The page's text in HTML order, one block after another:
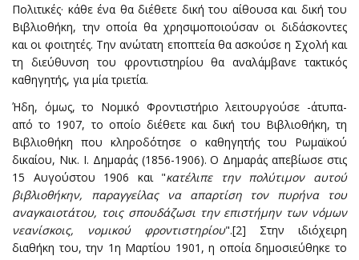
Πολιτικές· κάθε ένα θα διέθετε δική του αίθουσα και δική του
Βιβλιοθήκη, την οποία θα χρησιμοποιούσαν οι διδάσκοντες
και οι φοιτητές. Την ανώτατη εποπτεία θα ασκούσε η Σχολή και
τη διεύθυνση του φροντιστηρίου θα ανα­λάμβανε τακτικός
καθηγητής, για μία τριετία.
Ήδη, όμως, το Νομικό Φροντιστήριο λειτουργούσε -άτυπα-
από το 1907, το οποίο διέ­θετε και δική του Βιβλιοθήκη, τη
Βιβλιοθήκη που κληροδότησε ο καθηγητής του Ρω­μαϊκού
δικαίου, Νικ. Ι. Δημαράς (1856-1906). Ο Δημαράς απεβίωσε στις
15 Αυγούστου 1906 και "κατέλιπε την πολύτιμον αυτού
βιβλιοθήκην, παρα­γγείλας να απαρτίση τον πυ­ρήνα του
αναγκαιοτάτου, τοις σπουδάζωσι την επιστήμην των νόμων
νεα­νίσκοις, νο­μικού φροντιστηρίου".[2] Στην ιδιόχειρη
διαθήκη του, την 1η Μαρτίου 1901, η οποία δη­μοσιε­ύθηκε το